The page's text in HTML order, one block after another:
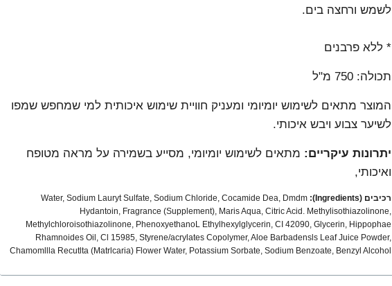
לשמש ורחצה בים.
* ללא פרבנים
תכולה: 750 מ"ל
המוצר מתאים לשימוש יומיומי ומעניק חוויית שימוש איכותית למי שמחפש שמפו
לשיער צבוע ויבש איכותי.
יתרונות עיקריים: מתאים לשימוש יומיומי, מסייע בשמירה על מראה מטופח
ואיכותי,
רכיבים (Ingredients):
Water, Sodium Lauryt Sulfate, Sodium Chloride, Cocamide Dea, Dmdm
Hydantoin, Fragrance (Supplement), Maris Aqua, Citric Acid. Methylisothiazolinone,
Methylchloroisothiazolinone, PhenoxyethanoL Ethylhexylglycerin, CI 42090, Glycerin, Hippophae
Rhamnoides Oil, Cl 15985, Styrene/acrylates Copolymer, Aloe Barbadensls Leaf Juice Powder,
Chamomllla Recutlta (Matrlcaria) Flower Water, Potassium Sorbate, Sodium Benzoate, Benzyl Alcohol